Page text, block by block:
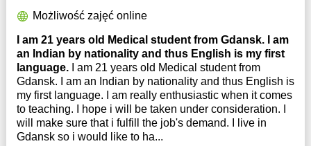
Możliwość zajęć online
I am 21 years old Medical student from Gdansk. I am
an Indian by nationality and thus English is my first
language.
I am 21 years old Medical student from
Gdansk. I am an Indian by nationality and thus English is
my first language. I am really enthusiastic when it comes
to teaching. I hope i will be taken under consideration. I
will make sure that i fulfill the job's demand. I live in
Gdansk so i would like to ha...